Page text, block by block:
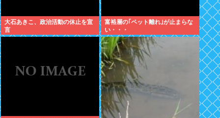
大石あきこ、政治活動の休止を宣
言
富裕層の｢ペット離れ｣が止まらな
い・・・